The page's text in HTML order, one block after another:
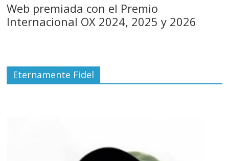
Web premiada con el Premio
Internacional OX 2024, 2025 y 2026
Eternamente Fidel